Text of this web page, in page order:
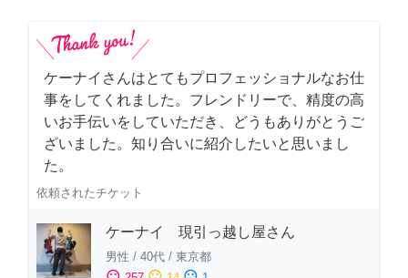
ケーナイさんはとてもプロフェッショナルなお仕
事をしてくれました。フレンドリーで、精度の高
いお手伝いをしていただき、どうもありがとうご
ざいました。知り合いに紹介したいと思いまし
た。
依頼されたチケット
ケーナイ 現引っ越し屋さん
男性 / 40代 / 東京都